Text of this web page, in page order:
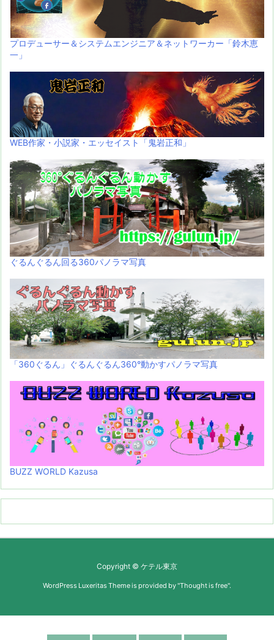
プロデューサー＆システムエンジニア＆ネットワーカー「鈴木恵
一」
WEB作家・小説家・エッセイスト「鬼岩正和」
ぐるんぐるん回る360パノラマ写真
「360ぐるん」ぐるんぐるん360°動かすパノラマ写真
BUZZ WORLD Kazusa
Copyright © ケテル東京
WordPress Luxeritas Theme is provided by "Thought is free".